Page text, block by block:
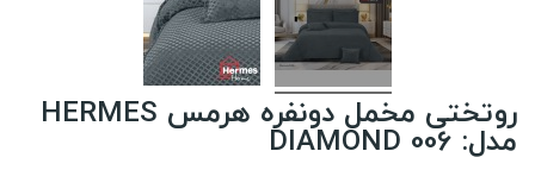
روتختی مخمل دونفره هرمس HERMES
مدل: DIAMOND 006